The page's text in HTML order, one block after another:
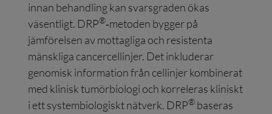
innan behandling kan svarsgraden ökas
väsentligt. DRP®‑metoden bygger på
jämförelsen av mottagliga och resistenta
mänskliga cancercellinjer. Det inkluderar
genomisk information från cellinjer kombinerat
med klinisk tumörbiologi och korreleras kliniskt
i ett systembiologiskt nätverk. DRP® baseras